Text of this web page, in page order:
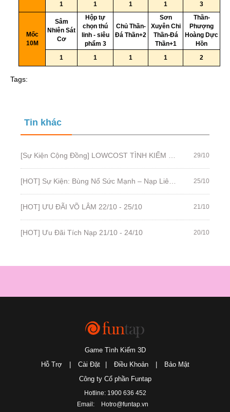
1 1 1 1 3
Mốc
10M
Sâm
Nhiên Sát
Cơ
Hộp tự
chọn thú
linh - siêu
phẩm 3
Chủ Thần-
Đá Thần+2
Sơn
Xuyên Chi
Thần-Đá
Thần+1
Thần-
Phượng
Hoàng Dực
Hồn
1 1 1 1 2
Tags:
Tin khác
29/10
25/10
[HOT] ƯU ĐÃI VÕ LÂM 22/10 - 25/10 21/10
[HOT] Ưu Đãi Tích Nạp 21/10 - 24/10 20/10
Game Tình Kiếm 3D
Hỗ Trợ
Cài Đặt Điều Khoản
Bảo Mật
Công ty Cổ phần Funtap
Hotline: 1900 636 452
Email:
Hotro@funtap.vn